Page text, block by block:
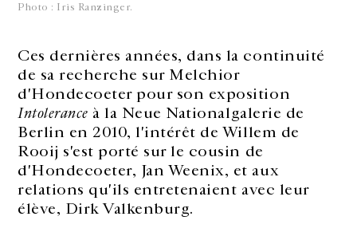
Photo : Iris Ranzinger.
Ces dernières années, dans la continuité
de sa recherche sur Melchior
d'Hondecoeter pour son exposition
Intolerance à la Neue Nationalgalerie de
Berlin en 2010, l'intérêt de Willem de
Rooij s'est porté sur le cousin de
d'Hondecoeter, Jan Weenix, et aux
relations qu'ils entretenaient avec leur
élève, Dirk Valkenburg.